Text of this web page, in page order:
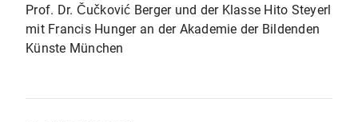
Prof. Dr. Čučković Berger und der Klasse Hito Steyerl
mit Francis Hunger an der Akademie der Bildenden
Künste München